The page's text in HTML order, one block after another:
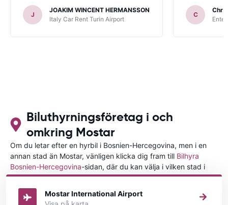
J
JOAKIM WINCENT HERMANSSON
Italy Car Rent Turin Airport
C
Biluthyrningsföretag i och
omkring Mostar
Om du letar efter en hyrbil i Bosnien-Hercegovina, men i en
annan stad än Mostar, vänligen klicka dig fram till Bilhyra
Bosnien-Hercegovina-sidan, där du kan välja i vilken stad i
Bosnien-Hercegovina du vill hyra en bil.
Mostar International Airport